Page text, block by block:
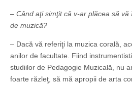
– Când aţi simţit că v-ar plăcea să
de muzică?
– Dacă vă referiţi la muzica corală,
anilor de facultate. Fiind
studiilor de Pedagogie Muzicală, nu
foarte răzleţ, să mă apropii de arta